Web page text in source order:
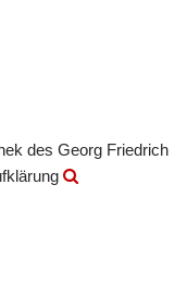
des Georg Friedrich